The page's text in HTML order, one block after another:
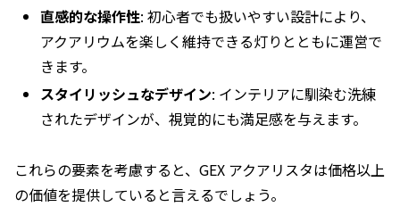
直感的な操作性: 初心者でも扱いやすい設計により、
アクアリウムを楽しく維持できる灯りとともに運営で
きます。
スタイリッシュなデザイン: インテリアに馴染む洗練
されたデザインが、視覚的にも満足感を与えます。
これらの要素を考慮すると、GEX アクアリスタは価格以上
の価値を提供していると言えるでしょう。